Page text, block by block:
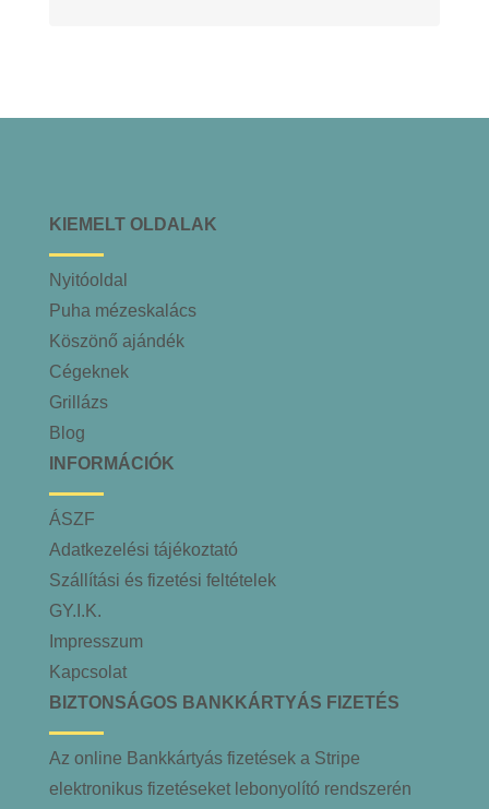
KIEMELT OLDALAK
Nyitóoldal
Puha mézeskalács
Köszönő ajándék
Cégeknek
Grillázs
Blog
INFORMÁCIÓK
ÁSZF
Adatkezelési tájékoztató
Szállítási és fizetési feltételek
GY.I.K.
Impresszum
Kapcsolat
BIZTONSÁGOS BANKKÁRTYÁS FIZETÉS
Az online Bankkártyás fizetések a Stripe
elektronikus fizetéseket lebonyolító rendszerén